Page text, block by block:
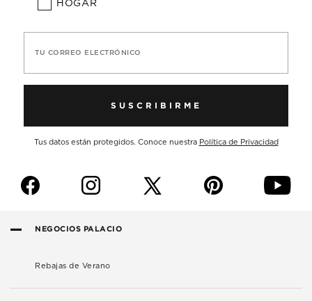
HOGAR
TU CORREO ELECTRÓNICO
SUSCRIBIRME
Tus datos están protegidos. Conoce nuestra Política de Privacidad
f i p y
NEGOCIOS PALACIO
Rebajas de Verano